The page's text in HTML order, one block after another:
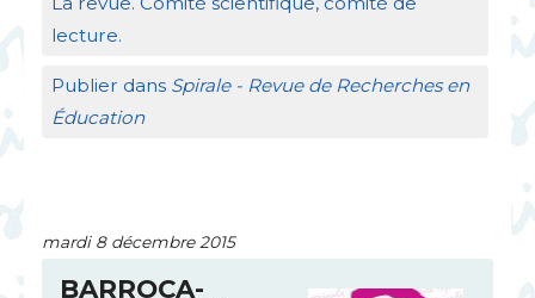
lecture.
Publier dans Spirale - Revue de Recherches en
Éducation
mardi 8 décembre 2015
BARROCA-